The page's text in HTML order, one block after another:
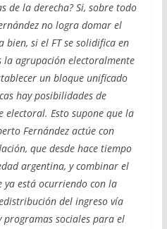
de la derecha? Si, sobre todo
no logra domar el
si el FT se solidifica en
agrupación electoralmente
un bloque unificado
hay posibilidades de
Esto supone que la
Fernández actúe con
que desde hace tiempo
argentina, y combinar el
ya está ocurriendo con la
del ingreso vía
sociales para el